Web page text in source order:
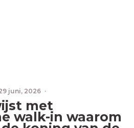
juni, 2026 ·
met
walk-in waarom